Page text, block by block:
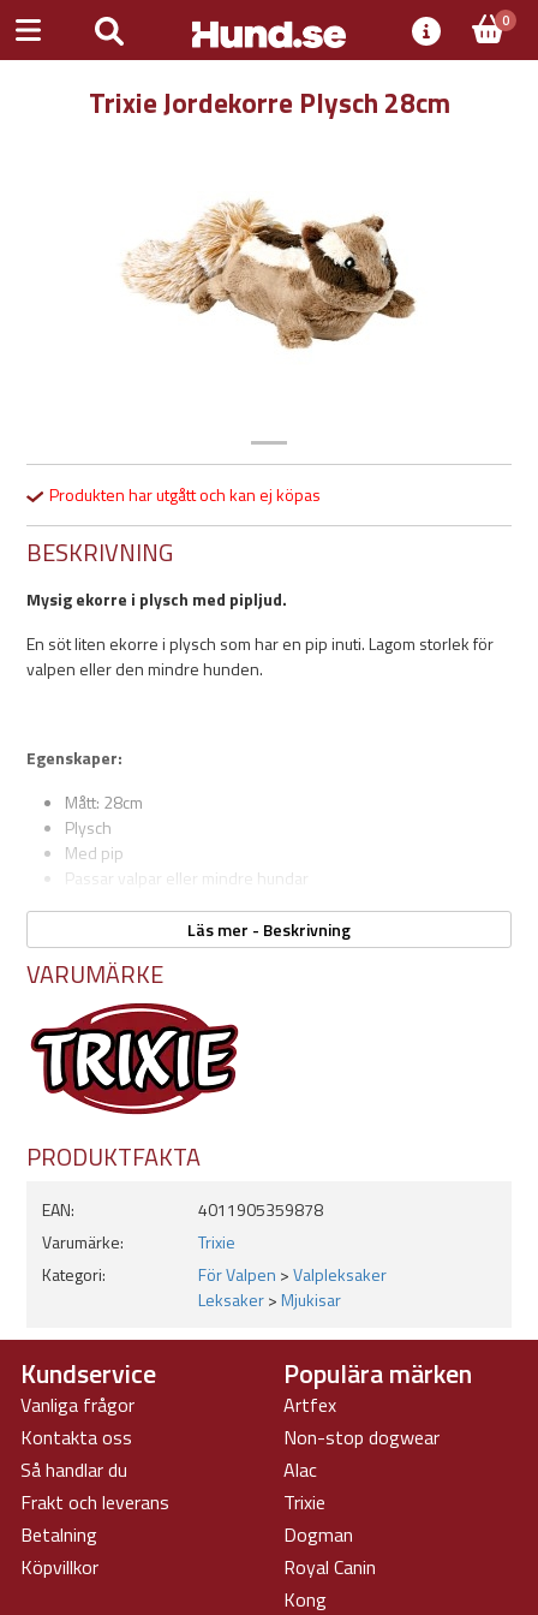
0
Trixie Jordekorre Plysch 28cm
Previous
Produkten har utgått och kan ej köpas
BESKRIVNING
Mysig ekorre i plysch med pipljud.
En söt liten ekorre i plysch som har en pip inuti. Lagom storlek för
valpen eller den mindre hunden.
Egenskaper:
Mått: 28cm
Plysch
Med pip
Passar valpar eller mindre hundar
Läs mer - Beskrivning
VARUMÄRKE
PRODUKTFAKTA
EAN:
4011905359878
Varumärke:
Trixie
Kategori:
För Valpen >Valpleksaker
Leksaker>Mjukisar
Kundservice
Vanliga frågor
Kontakta oss
Så handlar du
Frakt och leverans
Betalning
Köpvillkor
Populära märken
Artfex
Non-stop dogwear
Alac
Trixie
Dogman
Royal Canin
Kong